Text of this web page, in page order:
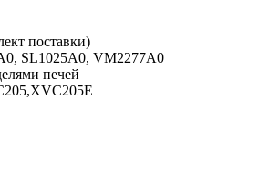
поставки)
SL1025A0, VM2277A0
печей